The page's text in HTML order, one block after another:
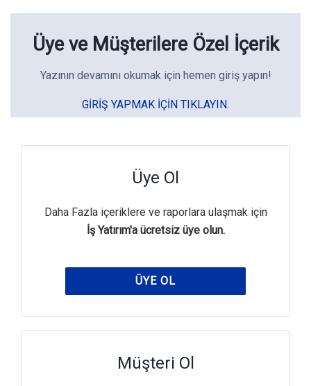
Üye ve Müşterilere Özel İçerik
Yazının devamını okumak için hemen giriş yapın!
GIRIŞ YAPMAK IÇIN TIKLAYIN.
Üye Ol
Daha Fazla içeriklere ve raporlara ulaşmak için
İş Yatırım'a ücretsiz üye olun.
ÜYE OL
Müşteri Ol